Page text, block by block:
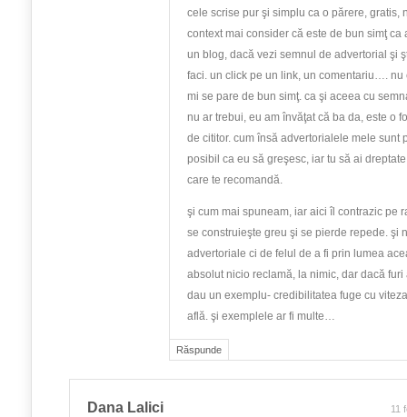
Răspunde
cele scrise pur şi simplu ca o părere, gratis,
context mai consider că este de bun simţ ca
un blog, dacă vezi semnul de advertorial şi
faci. un click pe un link, un comentariu…. nu
mi se pare de bun simţ. ca şi aceea cu
nu ar trebui, eu am învăţat că ba da, este o
de cititor. cum însă advertorialele mele sunt
posibil ca eu să greşesc, iar tu să ai
care te recomandă.
şi cum mai spuneam, iar aici îl contrazic pe
se construieşte greu şi se pierde repede. şi
advertoriale ci de felul de a fi prin lumea
absolut nicio reclamă, la nimic, dar dacă
dau un exemplu- credibilitatea fuge cu
află. şi exemplele ar fi multe…
Dana Lalici 11